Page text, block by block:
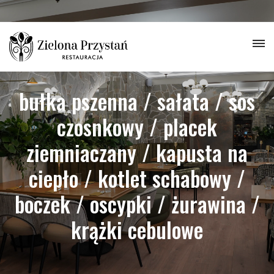
bułka pszenna / sałata / sos
czosnkowy / placek
ziemniaczany / kapusta na
ciepło / kotlet schabowy /
boczek / oscypki / żurawina /
krążki cebulowe